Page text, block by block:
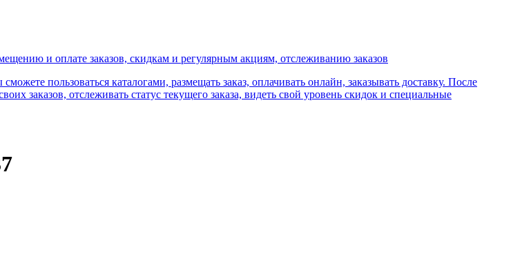
и оплате заказов, скидкам и регулярным акциям, отслеживанию заказов
пользоваться каталогами, размещать заказ, оплачивать онлайн, заказывать доставку. После
заказов, отслеживать статус текущего заказа, видеть свой уровень скидок и специальные